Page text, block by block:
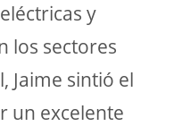
y
los sectores
Jaime sintió el
un excelente